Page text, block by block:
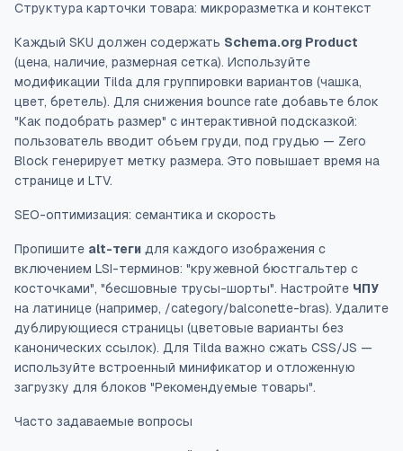
Структура карточки товара: микроразметка и контекст
Каждый SKU должен содержать Schema.org Product
(цена, наличие, размерная сетка). Используйте
модификации Tilda для группировки вариантов (чашка,
цвет, бретель). Для снижения bounce rate добавьте блок
"Как подобрать размер" с интерактивной подсказкой:
пользователь вводит объем груди, под грудью — Zero
Block генерирует метку размера. Это повышает время на
странице и LTV.
SEO-оптимизация: семантика и скорость
Пропишите alt-теги для каждого изображения с
включением LSI-терминов: "кружевной бюстгальтер с
косточками", "бесшовные трусы-шорты". Настройте ЧПУ
на латинице (например, /category/balconette-bras). Удалите
дублирующиеся страницы (цветовые варианты без
канонических ссылок). Для Tilda важно сжать CSS/JS —
используйте встроенный минификатор и отложенную
загрузку для блоков "Рекомендуемые товары".
Часто задаваемые вопросы